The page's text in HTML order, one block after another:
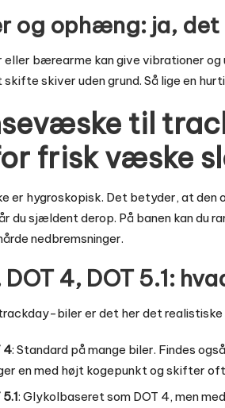
og ophæng: ja,
eller bærearme kan give vibrationer
skifte skiver uden grund. Så lige en
til
frisk væske
er hygroskopisk. Det betyder, at
du sjældent derop. På banen kan du
nedbremsninger.
DOT 4, DOT 5.1:
biler er det her det realistiske
4: Standard på mange biler. Findes
en med højt kogepunkt og skifter
: Glykolbaseret som DOT 4, men